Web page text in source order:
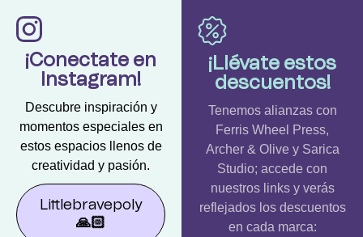
¡Conectate en
Instagram!
Descubre inspiración y
momentos especiales en
estos espacios llenos de
creatividad y pasión.
Littlebravepoly
🙏🏻
¡Llévate estos
descuentos!
Tenemos alianzas con
Ferris Wheel Press,
Archer & Olive y Sarica
Studio; accede con
nuestros links y verás
reflejados los descuentos
en cada marca: